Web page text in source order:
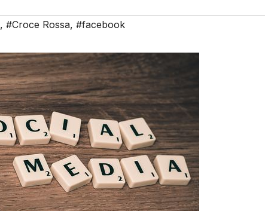
, #Croce Rossa, #facebook